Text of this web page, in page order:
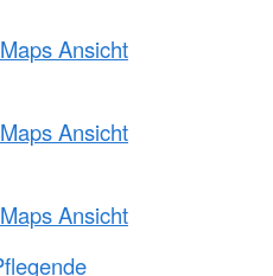
Ansicht
Ansicht
Ansicht